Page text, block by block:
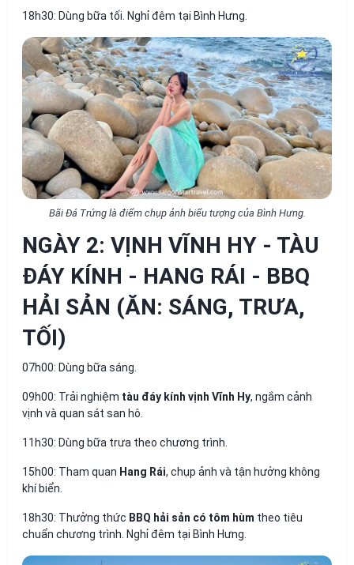
18h30: Dùng bữa tối. Nghỉ đêm tại Bình Hưng.
Bãi Đá Trứng là điểm chụp ảnh biểu tượng của Bình Hưng.
NGÀY 2: VỊNH VĨNH HY - TÀU
ĐÁY KÍNH - HANG RÁI - BBQ
HẢI SẢN (ĂN: SÁNG, TRƯA,
TỐI)
07h00: Dùng bữa sáng.
09h00: Trải nghiệm tàu đáy kính vịnh Vĩnh Hy, ngắm cảnh
vịnh và quan sát san hô.
11h30: Dùng bữa trưa theo chương trình.
15h00: Tham quan Hang Rái, chụp ảnh và tận hưởng không
khí biển.
18h30: Thưởng thức BBQ hải sản có tôm hùm theo tiêu
chuẩn chương trình. Nghỉ đêm tại Bình Hưng.